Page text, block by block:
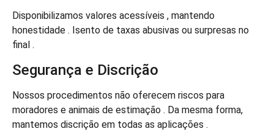
Disponibilizamos valores acessíveis , mantendo
honestidade . Isento de taxas abusivas ou surpresas no
final .
Segurança e Discrição
Nossos procedimentos não oferecem riscos para
moradores e animais de estimação . Da mesma forma,
mantemos discrição em todas as aplicações .